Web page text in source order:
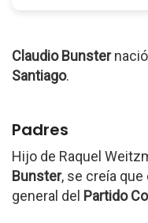
Claudio Bunsternació
Santiago.
Padres
Hijo de Raquel
Bunster, se creía
general del Partido